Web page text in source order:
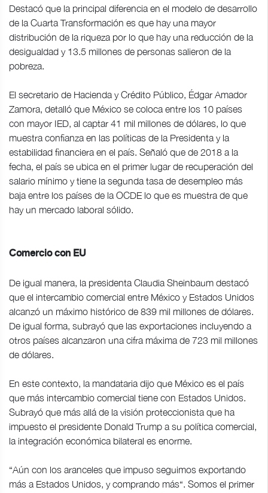
Destacó que la principal diferencia en el modelo de desarrollo
de la Cuarta Transformación es que hay una mayor
distribución de la riqueza por lo que hay una reducción de la
desigualdad y 13.5 millones de personas salieron de la
pobreza.
El secretario de Hacienda y Crédito Público, Édgar Amador
Zamora, detalló que México se coloca entre los 10 países
con mayor IED, al captar 41 mil millones de dólares, lo que
muestra confianza en las políticas de la Presidenta y la
estabilidad financiera en el país. Señaló que de 2018 a la
fecha, el país se ubica en el primer lugar de recuperación del
salario mínimo y tiene la segunda tasa de desempleo más
baja entre los países de la OCDE lo que es muestra de que
hay un mercado laboral sólido.
Comercio con EU
De igual manera, la presidenta Claudia Sheinbaum destacó
que el intercambio comercial entre México y Estados Unidos
alcanzó un máximo histórico de 839 mil millones de dólares.
De igual forma, subrayó que las exportaciones incluyendo a
otros países alcanzaron una cifra máxima de 723 mil millones
de dólares.
En este contexto, la mandataria dijo que México es el país
que más intercambio comercial tiene con Estados Unidos.
Subrayó que más allá de la visión proteccionista que ha
impuesto el presidente Donald Trump a su política comercial,
la integración económica bilateral es enorme.
“Aún con los aranceles que impuso seguimos exportando
más a Estados Unidos, y comprando más“. Somos el primer